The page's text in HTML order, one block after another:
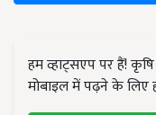
हम व्हाट्सएप पर हैं!
मोबाइल में पढ़ने के लिए